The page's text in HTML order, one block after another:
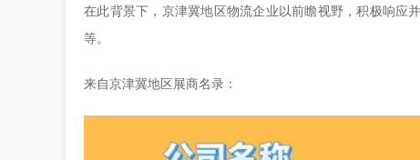
在此背景下，京津冀地区物流企业以前瞻视野，积极响应
等。
来自京津冀地区展商名录：